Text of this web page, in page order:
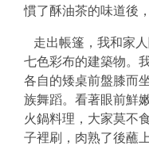
慣了酥油茶的味道後
走出帳篷，我和家
七色彩布的建築物。
各自的矮桌前盤膝而
族舞蹈。看著眼前鮮
火鍋料理，大家莫不
子裡刷，肉熟了後蘸